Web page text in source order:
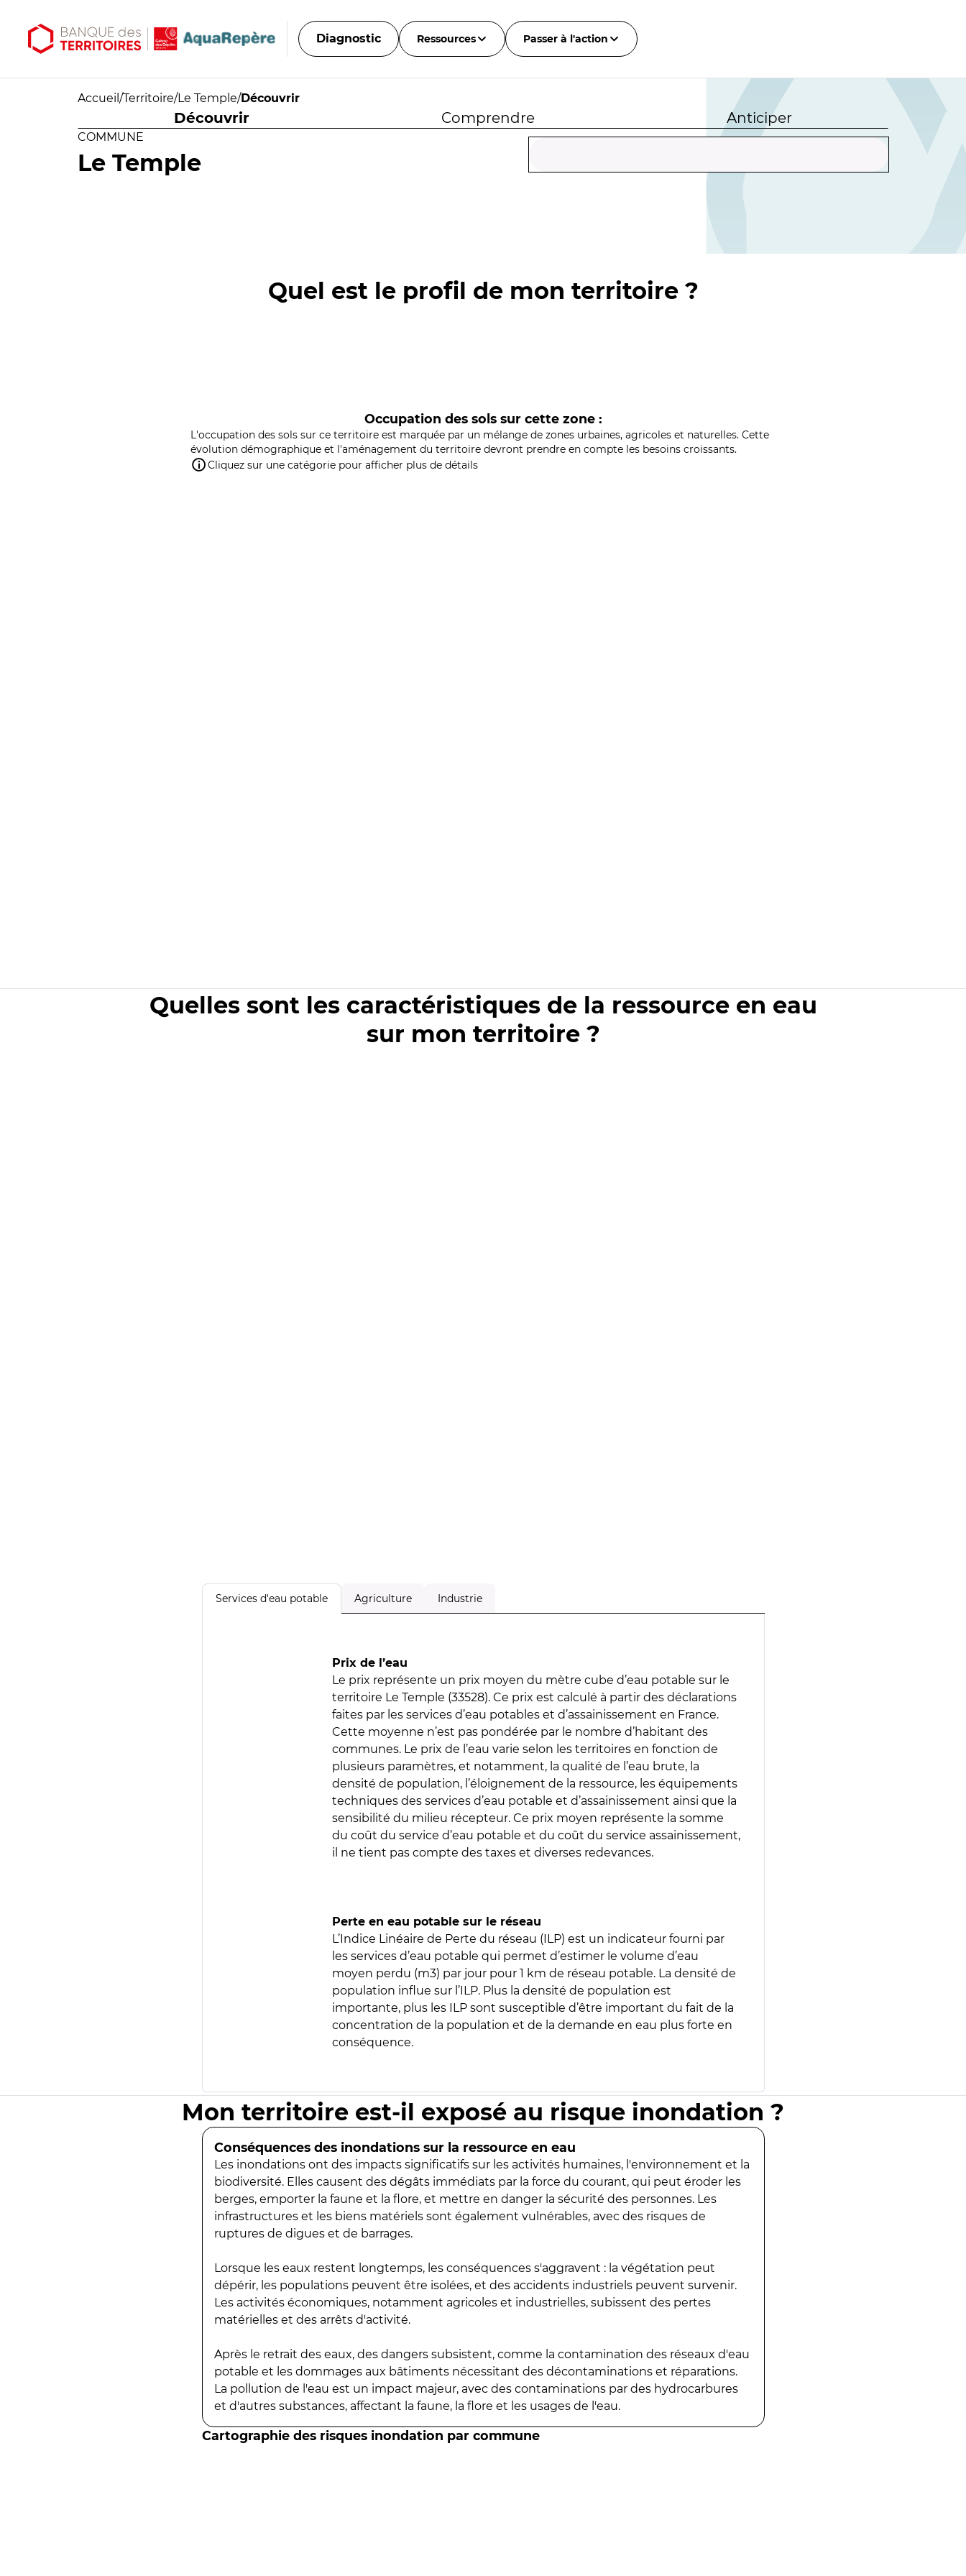
Diagnostic Ressources Passer à l'action
Accueil /Territoire/Le Temple/Découvrir
Découvrir Comprendre Anticiper
COMMUNE
Le Temple
Quel est le profil de mon territoire ?
Occupation des sols sur cette zone :
L'occupation des sols sur ce territoire est marquée par un mélange de zones urbaines, agricoles et naturelles. Cette
évolution démographique et l'aménagement du territoire devront prendre en compte les besoins croissants.
Cliquez sur une catégorie pour afficher plus de détails
Quelles sont les caractéristiques de la ressource en eau
sur mon territoire ?
Services d'eau potable Agriculture Industrie
Prix de l’eau
Le prix représente un prix moyen du mètre cube d’eau potable sur le
territoire Le Temple (33528). Ce prix est calculé à partir des déclarations
faites par les services d’eau potables et d’assainissement en France.
Cette moyenne n’est pas pondérée par le nombre d’habitant des
communes. Le prix de l’eau varie selon les territoires en fonction de
plusieurs paramètres, et notamment, la qualité de l’eau brute, la
densité de population, l’éloignement de la ressource, les équipements
techniques des services d’eau potable et d’assainissement ainsi que la
sensibilité du milieu récepteur. Ce prix moyen représente la somme
du coût du service d’eau potable et du coût du service assainissement,
il ne tient pas compte des taxes et diverses redevances.
Perte en eau potable sur le réseau
L’Indice Linéaire de Perte du réseau (ILP) est un indicateur fourni par
les services d’eau potable qui permet d’estimer le volume d’eau
moyen perdu (m3) par jour pour 1 km de réseau potable. La densité de
population influe sur l’ILP. Plus la densité de population est
importante, plus les ILP sont susceptible d’être important du fait de la
concentration de la population et de la demande en eau plus forte en
conséquence.
Mon territoire est-il exposé au risque inondation ?
Conséquences des inondations sur la ressource en eau
Les inondations ont des impacts significatifs sur les activités humaines, l'environnement et la
biodiversité. Elles causent des dégâts immédiats par la force du courant, qui peut éroder les
berges, emporter la faune et la flore, et mettre en danger la sécurité des personnes. Les
infrastructures et les biens matériels sont également vulnérables, avec des risques de
ruptures de digues et de barrages.
Lorsque les eaux restent longtemps, les conséquences s'aggravent : la végétation peut
dépérir, les populations peuvent être isolées, et des accidents industriels peuvent survenir.
Les activités économiques, notamment agricoles et industrielles, subissent des pertes
matérielles et des arrêts d'activité.
Après le retrait des eaux, des dangers subsistent, comme la contamination des réseaux d'eau
potable et les dommages aux bâtiments nécessitant des décontaminations et réparations.
La pollution de l'eau est un impact majeur, avec des contaminations par des hydrocarbures
et d'autres substances, affectant la faune, la flore et les usages de l'eau.
Cartographie des risques inondation par commune